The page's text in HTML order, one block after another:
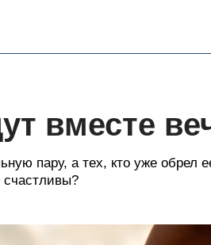
вместе
пару, а тех, кто уже обрел